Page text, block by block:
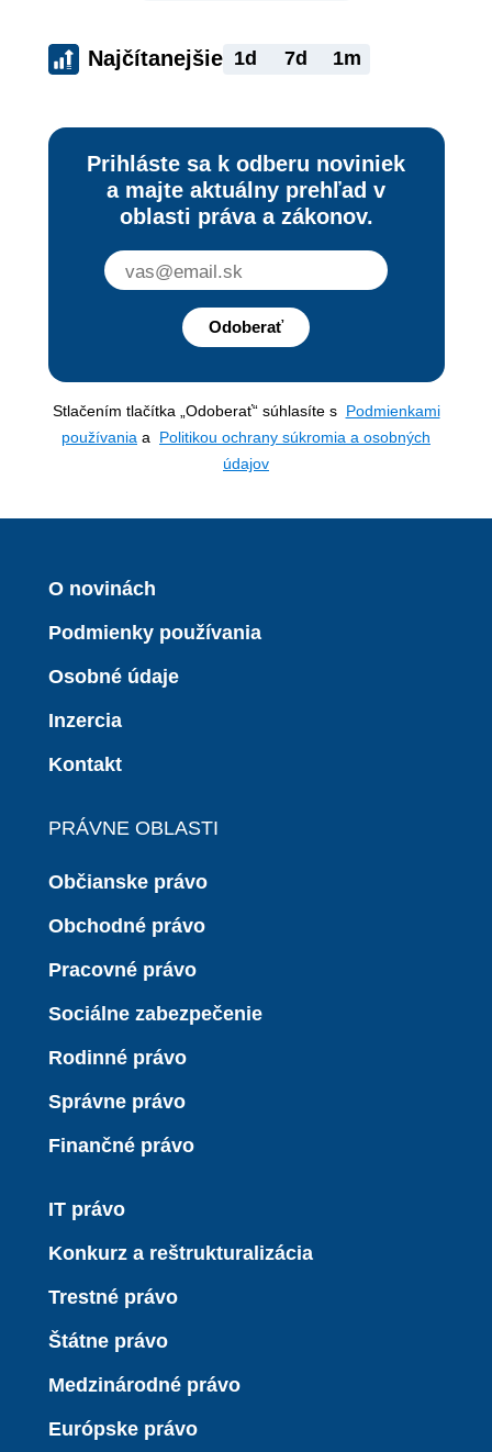
Najčítanejšie 1d 7d 1m
Prihláste sa k odberu noviniek
a majte aktuálny prehľad v
oblasti práva a zákonov.
Odoberať
Stlačením tlačítka „Odoberať“ súhlasíte s Podmienkami
používania a Politikou ochrany súkromia a osobných
údajov
O novinách
Podmienky používania
Osobné údaje
Inzercia
Kontakt
PRÁVNE OBLASTI
Občianske právo
Obchodné právo
Pracovné právo
Sociálne zabezpečenie
Rodinné právo
Správne právo
Finančné právo
IT právo
Konkurz a reštrukturalizácia
Trestné právo
Štátne právo
Medzinárodné právo
Európske právo